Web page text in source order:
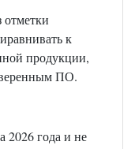
отметки
к
продукции,
ПО.
2026 года и не